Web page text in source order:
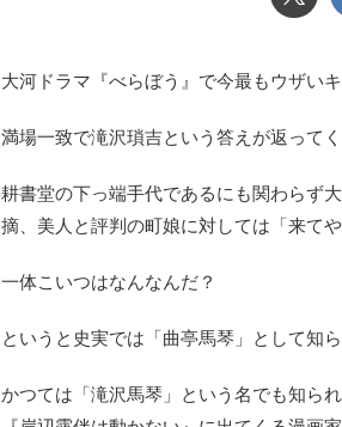
大河ドラマ『べらぼう』で今最もウザい
満場一致で滝沢瑣吉という答えが返ってく
耕書堂の下っ端手代であるにも関わらず
摘、美人と評判の町娘に対しては「来て
一体こいつはなんなんだ？
というと史実では「曲亭馬琴」として知
かつては「滝沢馬琴」という名でも知ら